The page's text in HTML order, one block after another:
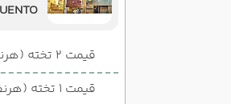
قیمت 2 تخته (هرنفر)
قیمت 1 تخته (هرنفر)